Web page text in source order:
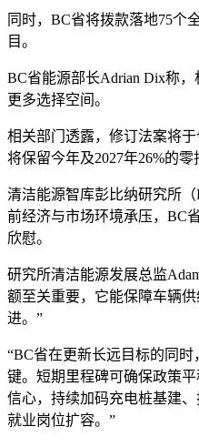
同时，BC省将拨款落地75个
目。
BC省能源部长Adrian Dix称
更多选择空间。
相关部门透露，修订法案将
将保留今年及2027年26%的零
清洁能源智库彭比纳研究所（
前经济与市场环境承压，BC
欣慰。
研究所清洁能源发展总监
额至关重要，它能保障车辆
进。”
“BC省在更新长远目标的同
键。短期里程碑可确保政策
信心，持续加码充电桩基建
就业岗位扩容。”